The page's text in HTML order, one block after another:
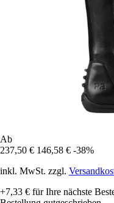
Ab
237,50 € 146,58 € -38%
inkl. MwSt. zzgl.
+7,33 € für Ihre nächste